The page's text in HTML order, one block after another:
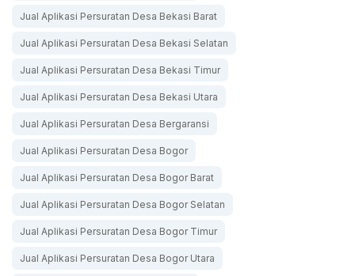
Jual Aplikasi Persuratan Desa Bekasi Barat
Jual Aplikasi Persuratan Desa Bekasi Selatan
Jual Aplikasi Persuratan Desa Bekasi Timur
Jual Aplikasi Persuratan Desa Bekasi Utara
Jual Aplikasi Persuratan Desa Bergaransi
Jual Aplikasi Persuratan Desa Bogor
Jual Aplikasi Persuratan Desa Bogor Barat
Jual Aplikasi Persuratan Desa Bogor Selatan
Jual Aplikasi Persuratan Desa Bogor Timur
Jual Aplikasi Persuratan Desa Bogor Utara